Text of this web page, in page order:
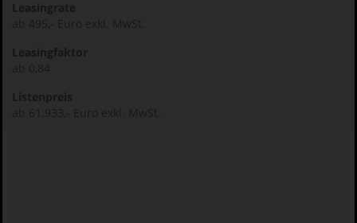
Leasingrate
ab 495,- Euro exkl. MwSt.
Leasingfaktor
ab 0,84
Listenpreis
ab 61.933,- Euro exkl. MwSt.